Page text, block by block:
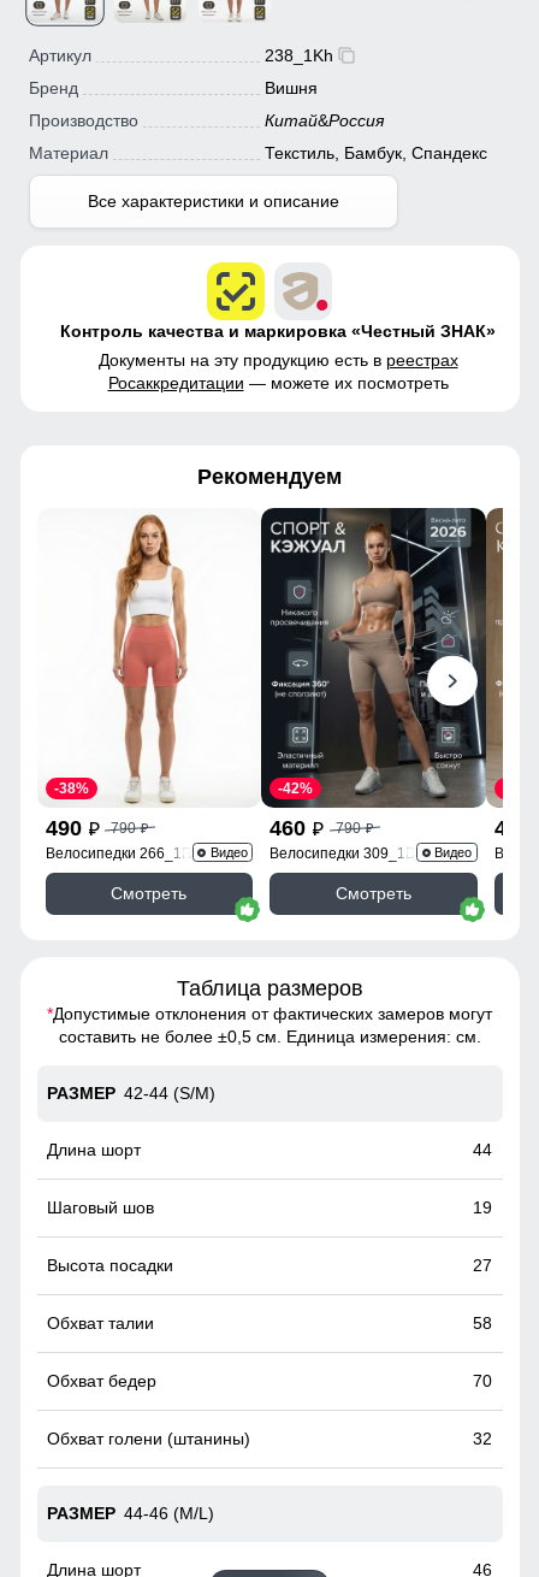
Артикул
238_1Kh
Бренд
Вишня
Производство
Китай&Россия
Материал
Текстиль, Бамбук, Спандекс
Все характеристики и описание
Контроль качества и маркировка «Честный ЗНАК»
Документы на эту продукцию есть в реестрах
Росаккредитации — можете их посмотреть
Рекомендуем
490 p 790p
-38%
Велосипедки 266_1R Видео
Смотреть
460 p 790p
-42%
Велосипедки 309_1B Видео
Смотреть
490
Таблица размеров
*Допустимые отклонения от фактических замеров могут
составить не более ±0,5 см. Единица измерения: см.
42-44 (S/M)
44
19
27
58
70
32
44-46 (M/L)
46